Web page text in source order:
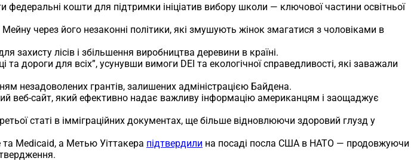
федеральні кошти для підтримки ініціатив вибору школи — ключової частини освітньої
через його незаконні політики, які змушують жінок змагатися з чоловіками в
захисту лісів і збільшення виробництва деревини в країні.
та дороги для всіх”, усунувши вимоги DEI та екологічної справедливості, які заважали
незадоволених грантів, залишених адміністрацією Байдена.
веб-сайт, який ефективно надає важливу інформацію американцям і заощаджує
статі в імміграційних документах, ще більше відновлюючи здоровий глузд у
та Medicaid, а Метью Уіттакера підтвердили на посаді посла США в НАТО — продовжуючи